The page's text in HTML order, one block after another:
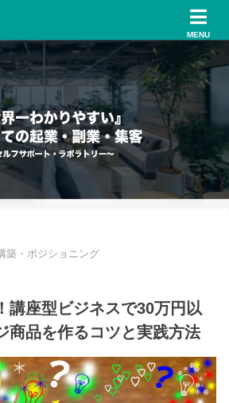
MENU
築・ポジショニング
講座型ビジネスで30万円以
商品を作るコツと実践方法